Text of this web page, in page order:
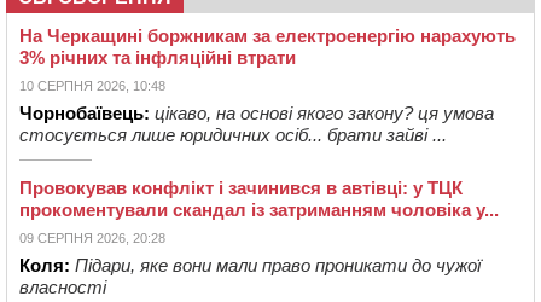
На Черкащині боржникам за електроенергію нарахують
3% річних та інфляційні втрати
10 СЕРПНЯ 2026, 10:48
Чорнобаївець: цікаво, на основі якого закону? ця умова
стосується лише юридичних осіб... брати зайві ...
Провокував конфлікт і зачинився в автівці: у ТЦК
прокоментували скандал із затриманням чоловіка у...
09 СЕРПНЯ 2026, 20:28
Коля: Підари, яке вони мали право проникати до чужої
власності